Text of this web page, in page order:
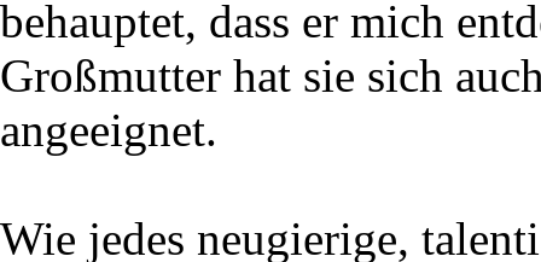
behauptet, dass er mich
Großmutter hat sie sich
angeeignet.
Wie jedes neugierige,